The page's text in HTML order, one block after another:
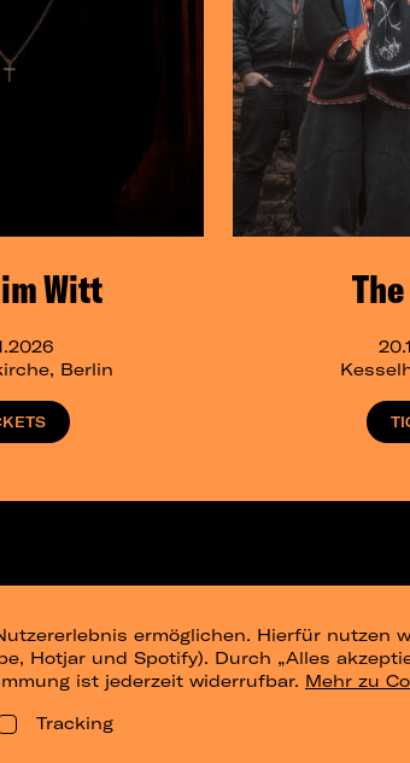
Witt
Berlin
ermöglichen. Hierfür nutzen
Hotjar und Spotify). Durch „Alles
ist jederzeit widerrufbar. Mehr zu
Tracking